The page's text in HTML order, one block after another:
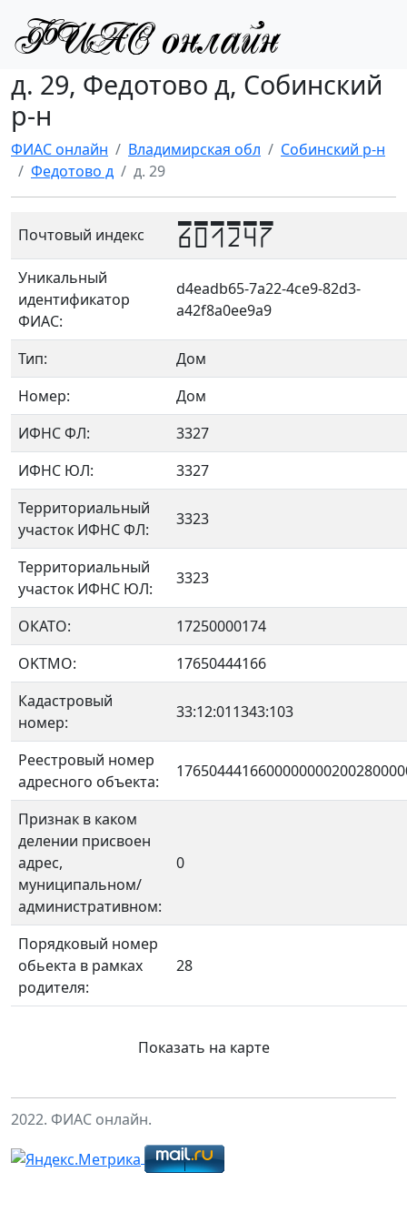
д. 29, Федотово д, Собинский
р-н
ФИАС онлайн Владимирская обл
Собинский р-н
Федотово д
д. 29
Почтовый индекс 601247
Уникальный
идентификатор
ФИАС:
d4eadb65-7a22-4ce9-82d3-
a42f8a0ee9a9
Тип:
Дом
Номер:
Дом
ИФНС ФЛ:
3327
ИФНС ЮЛ:
3327
Территориальный
участок ИФНС ФЛ:
3323
Территориальный
участок ИФНС ЮЛ:
3323
ОКАТО:
17250000174
OKTMO:
17650444166
Кадастровый
номер:
33:12:011343:103
Реестровый номер
адресного объекта:
Признак в каком
делении присвоен
адрес,
муниципальном/
административном:
0
Порядковый номер
обьекта в рамках
родителя:
28
Показать на карте
2022. ФИАС онлайн.